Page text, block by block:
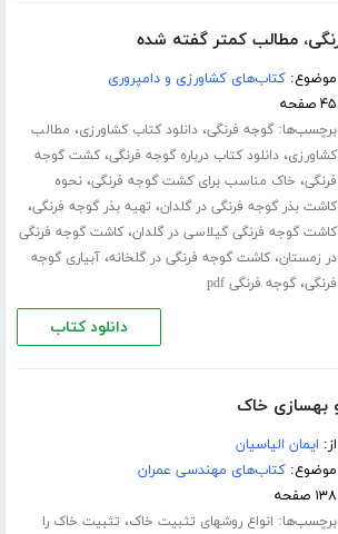
مطالب کمتر گفته شده
موضوع:کتاب‌های کشاورزی و دامپروری
۴۵ صفحه
برچسب‌ها:گوجه فرنگی،دانلود کتاب کشاورزی، مطالب
کشاورزی،دانلود کتاب درباره گوجه فرنگی،کشت گوجه
فرنگی، خاک مناسب برای کشت گوجه فرنگی،نحوه
کاشت بذر گوجه فرنگی در گلدان، تهیه بذر گوجه فرنگی،
کاشت گوجه فرنگی گیلاسی در گلدان،کاشت گوجه فرنگی
در زمستان،کاشت گوجه فرنگی در گلخانه،آبیاری گوجه
فرنگی،گوجه فرنگی pdf
دانلود کتاب
بهسازی خاک
از: ایمان الیاسیان
موضوع:کتاب‌های مهندسی عمران
۱۳۸ صفحه
برچسب‌ها: انواع روشهای تثبیت خاک، تثبیت خاک را